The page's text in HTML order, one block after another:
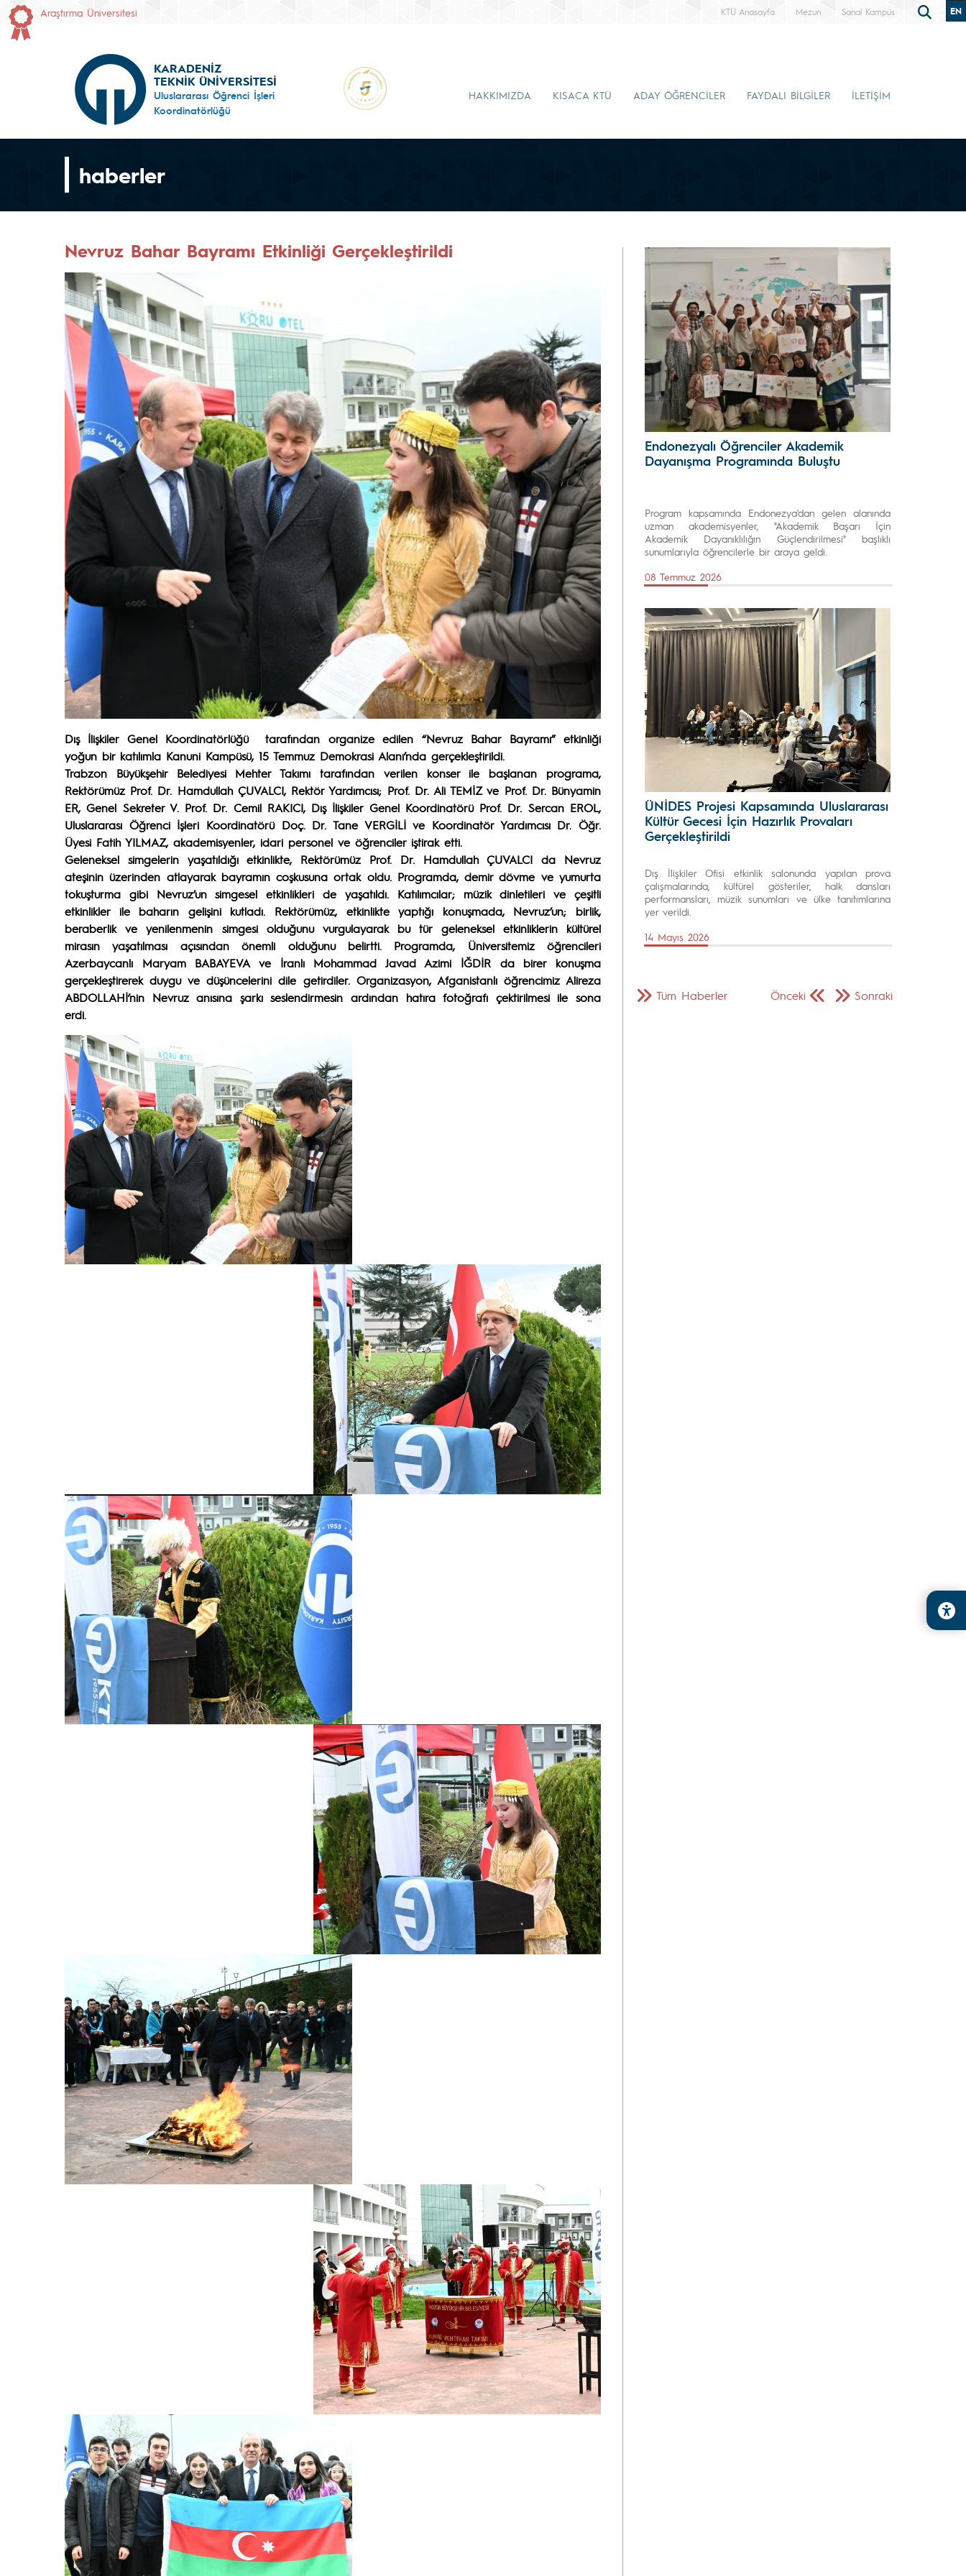
Araştırma Üniversitesi KTÜ Anasayfa Mezun Sanal Kampüs EN
KARADENİZ
TEKNİK ÜNİVERSİTESİ
Uluslararası Öğrenci İşleri
Koordinatörlüğü
HAKKIMIZDA KISACA KTÜ ADAY ÖĞRENCİLER FAYDALI BİLGİLER İLETİŞİM
haberler
Nevruz Bahar Bayramı Etkinliği Gerçekleştirildi
Dış İlişkiler Genel Koordinatörlüğü tarafından organize edilen “Nevruz Bahar Bayramı” etkinliği
yoğun bir katılımla Kanuni Kampüsü, 15 Temmuz Demokrasi Alanı’nda gerçekleştirildi.
Trabzon Büyükşehir Belediyesi Mehter Takımı tarafından verilen konser ile başlanan programa,
Rektörümüz Prof. Dr. Hamdullah ÇUVALCI, Rektör Yardımcısı; Prof. Dr. Ali TEMİZ ve Prof. Dr. Bünyamin
ER, Genel Sekreter V. Prof. Dr. Cemil RAKICI, Dış İlişkiler Genel Koordinatörü Prof. Dr. Sercan EROL,
Uluslararası Öğrenci İşleri Koordinatörü Doç. Dr. Tane VERGİLİ ve Koordinatör Yardımcısı Dr. Öğr.
Üyesi Fatih YILMAZ, akademisyenler, idari personel ve öğrenciler iştirak etti.
Geleneksel simgelerin yaşatıldığı etkinlikte, Rektörümüz Prof. Dr. Hamdullah ÇUVALCI da Nevruz
ateşinin üzerinden atlayarak bayramın coşkusuna ortak oldu. Programda, demir dövme ve yumurta
tokuşturma gibi Nevruz’un simgesel etkinlikleri de yaşatıldı. Katılımcılar; müzik dinletileri ve çeşitli
etkinlikler ile baharın gelişini kutladı. Rektörümüz, etkinlikte yaptığı konuşmada, Nevruz’un; birlik,
beraberlik ve yenilenmenin simgesi olduğunu vurgulayarak bu tür geleneksel etkinliklerin kültürel
mirasın yaşatılması açısından önemli olduğunu belirtti. Programda, Üniversitemiz öğrencileri
Azerbaycanlı Maryam BABAYEVA ve İranlı Mohammad Javad Azimi İĞDİR da birer konuşma
gerçekleştirerek duygu ve düşüncelerini dile getirdiler. Organizasyon, Afganistanlı öğrencimiz Alireza
ABDOLLAHİ’nin Nevruz anısına şarkı seslendirmesin ardından hatıra fotoğrafı çektirilmesi ile sona
erdi.
Endonezyalı Öğrenciler Akademik
Dayanışma Programında Buluştu
Program kapsamında Endonezya'dan gelen alanında
uzman akademisyenler, "Akademik Başarı İçin
Akademik Dayanıklılığın Güçlendirilmesi" başlıklı
sunumlarıyla öğrencilerle bir araya geldi.
08 Temmuz 2026
ÜNİDES Projesi Kapsamında Uluslararası
Kültür Gecesi İçin Hazırlık Provaları
Gerçekleştirildi
Dış İlişkiler Ofisi etkinlik salonunda yapılan prova
çalışmalarında, kültürel gösteriler, halk dansları
performansları, müzik sunumları ve ülke tanıtımlarına
yer verildi.
14 Mayıs 2026
Önceki Sonraki
Tüm Haberler